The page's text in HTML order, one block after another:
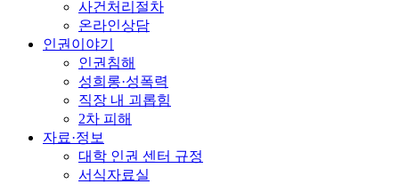
사건처리절차
온라인상담
인권이야기
인권침해
성희롱·성폭력
직장 내 괴롭힘
2차 피해
자료·정보
대학 인권 센터 규정
서식자료실